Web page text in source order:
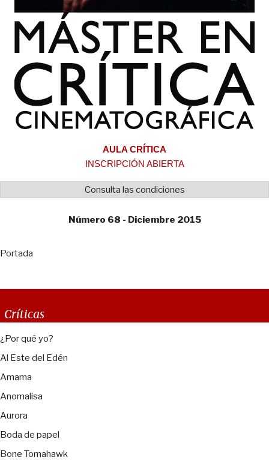
AULA CRÍTICA
INSCRIPCIÓN ABIERTA
Consulta las condiciones
Número 68 - Diciembre 2015
Portada
Críticas
¿Por qué yo?
Al Este del Edén
Amama
Anomalisa
Aurora
Boda de papel
Bone Tomahawk